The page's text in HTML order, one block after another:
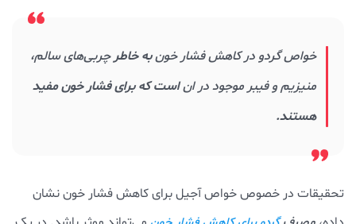
خواص گردو در کاهش فشار خونبه خاطرچربی‌های سالم،
منیزیم و فیبر موجود در اناست که برای فشار خون مفید
هستند.
تحقیقات در خصوص خواص آجیل برای کاهش فشار خون نشان
داده، مصرفگردو برای کاهش فشار خون می‌تواند موثر باشد. در یک